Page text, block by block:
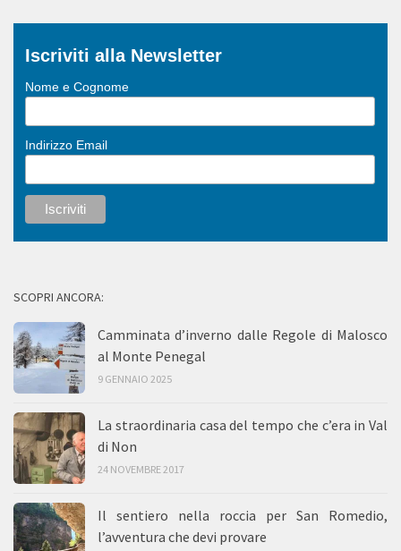
Iscriviti alla Newsletter
Nome e Cognome
Indirizzo Email
SCOPRI ANCORA:
Camminata d’inverno dalle Regole di Malosco
al Monte Penegal
9 GENNAIO 2025
La straordinaria casa del tempo che c’era in Val
di Non
24 NOVEMBRE 2017
Il sentiero nella roccia per San Romedio,
l’avventura che devi provare